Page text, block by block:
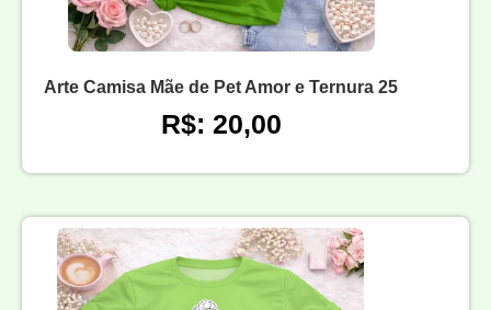
Arte Camisa Mãe de Pet Amor e Ternura 25
R$: 20,00